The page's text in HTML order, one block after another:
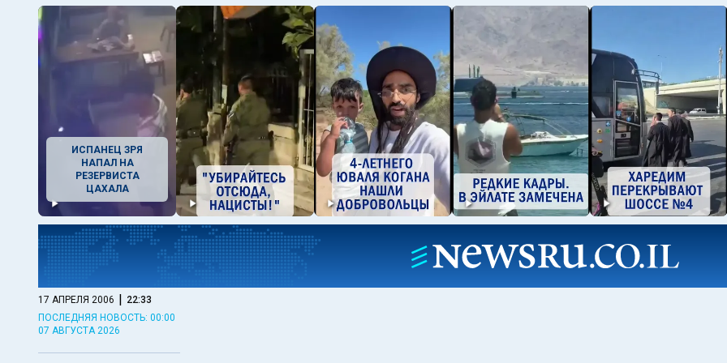
ИСПАНЕЦ ЗРЯ
НАПАЛ НА
РЕЗЕРВИСТА
ЦАХАЛА
17 АПРЕЛЯ 2006 | 22:33
ПОСЛЕДНЯЯ НОВОСТЬ: 00:00
07 АВГУСТА 2026